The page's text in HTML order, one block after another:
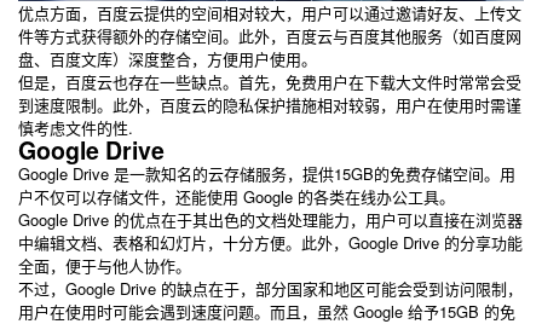
优点方面，百度云提供的空间相对较大，用户可以通过邀请好友、上传文
件等方式获得额外的存储空间。此外，百度云与百度其他服务（如百度网
盘、百度文库）深度整合，方便用户使用。
但是，百度云也存在一些缺点。首先，免费用户在下载大文件时常常会受
到速度限制。此外，百度云的隐私保护措施相对较弱，用户在使用时需谨
慎考虑文件的性.
Google Drive
Google Drive 是一款知名的云存储服务，提供15GB的免费存储空间。用
户不仅可以存储文件，还能使用 Google 的各类在线办公工具。
Google Drive 的优点在于其出色的文档处理能力，用户可以直接在浏览器
中编辑文档、表格和幻灯片，十分方便。此外，Google Drive 的分享功能
全面，便于与他人协作。
不过，Google Drive 的缺点在于，部分国家和地区可能会受到访问限制，
用户在使用时可能会遇到速度问题。而且，虽然 Google 给予15GB 的免